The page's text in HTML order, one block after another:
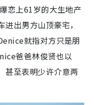
恋上61岁的大生地产
出男方山顶豪宅，
就指对方只是朋
爸爸林俊贤也以
甚至表明少许介意两